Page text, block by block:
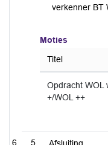
verkenner BT
Moties
Titel
Opdracht WOL
+/WOL ++
5